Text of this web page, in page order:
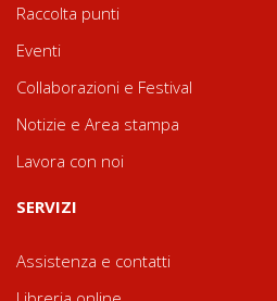
Raccolta punti
Eventi
Collaborazioni e Festival
Notizie e Area stampa
Lavora con noi
SERVIZI
Assistenza e contatti